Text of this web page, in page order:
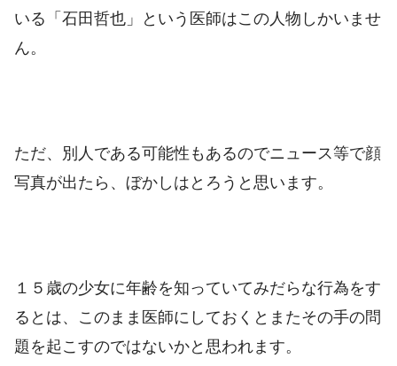
いる「石田哲也」という医師はこの人物しかいませ
ん。
ただ、別人である可能性もあるのでニュース等で顔
写真が出たら、ぼかしはとろうと思います。
１５歳の少女に年齢を知っていてみだらな行為をす
るとは、このまま医師にしておくとまたその手の問
題を起こすのではないかと思われます。